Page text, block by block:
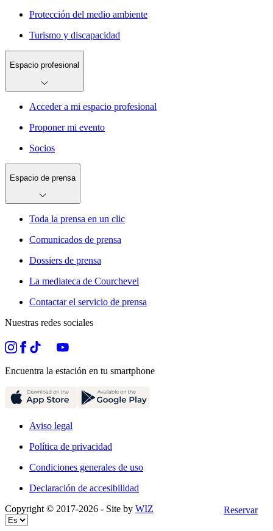
Reservar
Protección del medio ambiente
Turismo y discapacidad
Espacio profesional
Acceder a mi espacio profesional
Proponer mi evento
Socios
Espacio de prensa
Toda la prensa en un clic
Comunicados de prensa
Dossiers de prensa
La mediateca de Courchevel
Contactar el servicio de prensa
Nuestras redes sociales
Encuentra la estación en tu smartphone
Aviso legal
Política de privacidad
Condiciones generales de uso
Declaración de accesibilidad
Copyright © 2017-2026 - Site by WIZ